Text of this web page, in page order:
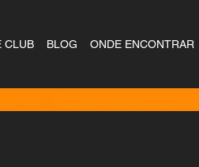
CLUB BLOG ONDE ENCONTRAR